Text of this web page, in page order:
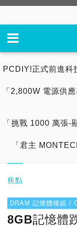
PCDIY!正式前進科
「2,800W 電源供
「挑戰 1000 萬張-
「君主
焦點
DRAM 記憶體模組 /
8GB記憶體